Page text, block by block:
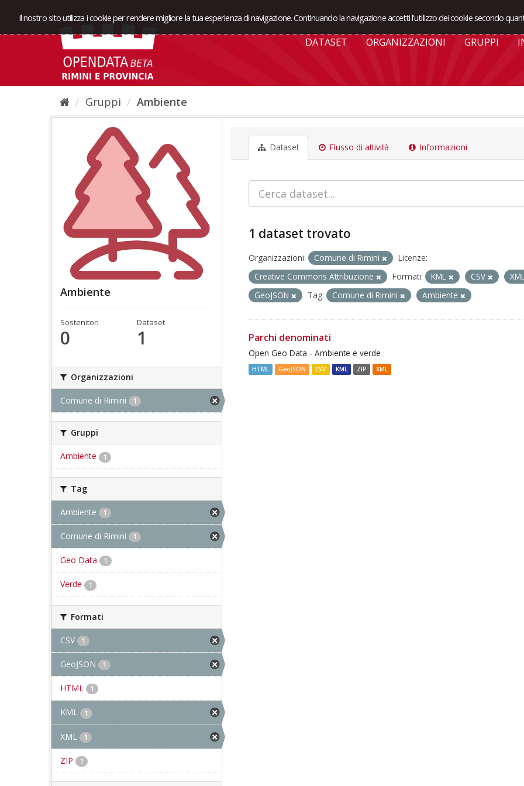
Il nostro sito utilizza i cookie per rendere migliore la tua esperienza di navigazione. Continuando la navigazione accetti l'utilizzo dei cookie secondo
DATASET ORGANIZZAZIONI GRUPPI
Gruppi Ambiente
Ambiente
Sostenitori
0
Dataset
1
Organizzazioni
Comune di Rimini 1
Gruppi
Ambiente 1
Tag
Ambiente 1
Comune di Rimini 1
Geo Data 1
Verde 1
Formati
CSV 1
GeoJSON 1
HTML 1
KML 1
XML 1
ZIP 1
Dataset Flusso di attività Informazioni
1 dataset trovato
Organizzazioni: Comune di Rimini
Licenze:
Creative Commons Attribuzione
Formati: KML CSV
GeoJSON
Tag: Comune di Rimini Ambiente
Parchi denominati
Open Geo Data - Ambiente e verde
HTML GeoJSON CSV KML ZIP XML